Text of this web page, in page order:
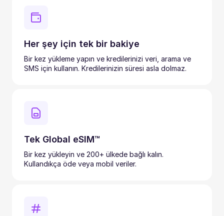
Her şey için tek bir bakiye
Bir kez yükleme yapın ve kredilerinizi veri, arama ve
SMS için kullanın. Kredilerinizin süresi asla dolmaz.
Tek Global eSIM™
Bir kez yükleyin ve 200+ ülkede bağlı kalın.
Kullandıkça öde veya mobil veriler.